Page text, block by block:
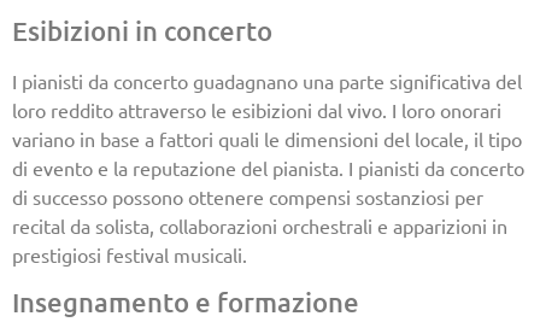
Esibizioni in concerto
I pianisti da concerto guadagnano una parte significativa del
loro reddito attraverso le esibizioni dal vivo. I loro onorari
variano in base a fattori quali le dimensioni del locale, il tipo
di evento e la reputazione del pianista. I pianisti da concerto
di successo possono ottenere compensi sostanziosi per
recital da solista, collaborazioni orchestrali e apparizioni in
prestigiosi festival musicali.
Insegnamento e formazione